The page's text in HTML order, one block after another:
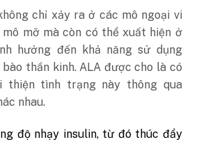
chỉ xảy ra ở các mô ngoại vi
mô mỡ mà còn có thể xuất hiện ở
hưởng đến khả năng sử dụng
thần kinh. ALA được cho là có
thiện tình trạng này thông qua
nhau.
độ nhạy insulin, từ đó thúc đẩy